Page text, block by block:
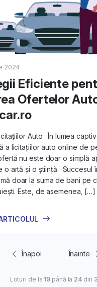
2024
Eficiente
Ofertelor
Auto: În lumea
a licitațiilor auto online de
nu este doar o simplă
o artă și o știință. Succesul
doar la suma de bani pe
Este, de asemenea, […]
Înapoi Înainte
Loturi de la 19 până la 24 din